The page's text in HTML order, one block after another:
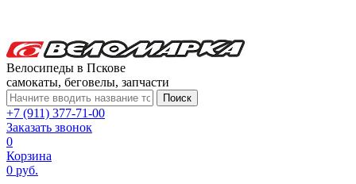
Велосипеды в Пскове
самокаты, беговелы, запчасти
Поиск
+7 (911) 377-71-00
Заказать звонок
0
Корзина
0 руб.